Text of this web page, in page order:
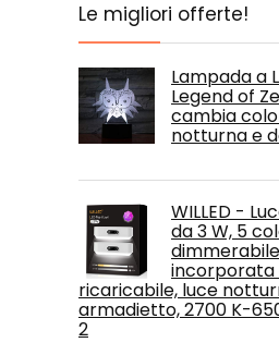
Le migliori offerte!
Lampada a
Legend of
cambia
notturna e
WILLED -
da 3 W, 5
incorporata
ricaricabile, luce
armadietto, 2700 K-
2